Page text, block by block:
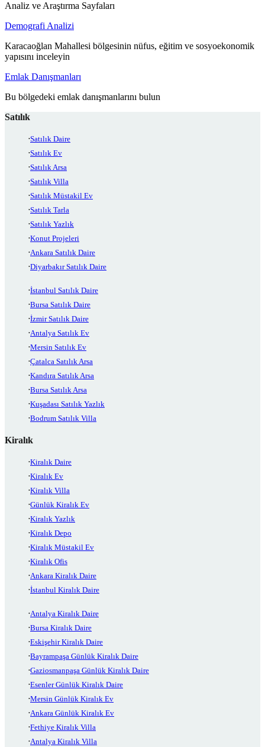
Analiz ve Araştırma Sayfaları
Demografi Analizi
Karacaoğlan Mahallesi bölgesinin nüfus, eğitim ve sosyoekonomik
yapısını inceleyin
Emlak Danışmanları
Bu bölgedeki emlak danışmanlarını bulun
Satılık
Satılık Daire
Satılık Ev
Satılık Arsa
Satılık Villa
Satılık Müstakil Ev
Satılık Tarla
Satılık Yazlık
Konut Projeleri
Ankara Satılık Daire
Diyarbakır Satılık Daire
İstanbul Satılık Daire
Bursa Satılık Daire
İzmir Satılık Daire
Antalya Satılık Ev
Mersin Satılık Ev
Çatalca Satılık Arsa
Kandıra Satılık Arsa
Bursa Satılık Arsa
Kuşadası Satılık Yazlık
Bodrum Satılık Villa
Kiralık
Kiralık Daire
Kiralık Ev
Kiralık Villa
Günlük Kiralık Ev
Kiralık Yazlık
Kiralık Depo
Kiralık Müstakil Ev
Kiralık Ofis
Ankara Kiralık Daire
İstanbul Kiralık Daire
Antalya Kiralık Daire
Bursa Kiralık Daire
Eskişehir Kiralık Daire
Bayrampaşa Günlük Kiralık Daire
Gaziosmanpaşa Günlük Kiralık Daire
Esenler Günlük Kiralık Daire
Mersin Günlük Kiralık Ev
Ankara Günlük Kiralık Ev
Fethiye Kiralık Villa
Antalya Kiralık Villa